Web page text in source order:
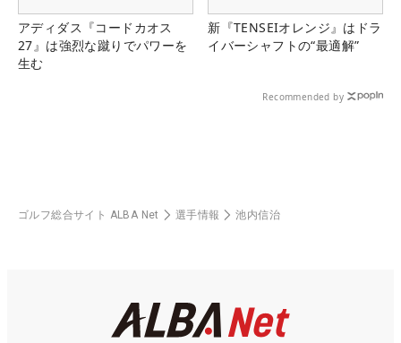
アディダス『コードカオス
27』は強烈な蹴りでパワーを
生む
新『TENSEIオレンジ』はドラ
イバーシャフトの“最適解”
Recommended by
ゴルフ総合サイト ALBA Net 選手情報 池内信治